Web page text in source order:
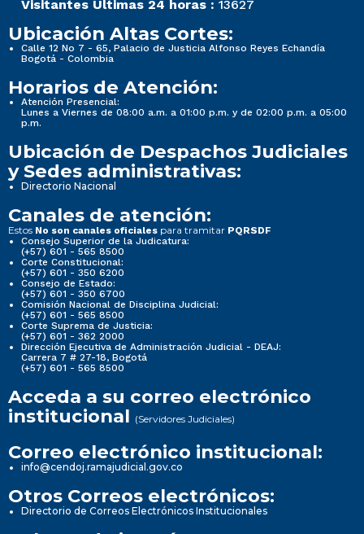
Visitantes Últimas 24 horas : 13627
Ubicación Altas Cortes:
Calle 12 No 7 - 65, Palacio de Justicia Alfonso Reyes Echandía
Bogotá - Colombia
Horarios de Atención:
Atención Presencial:
Lunes a Viernes de 08:00 a.m. a 01:00 p.m. y de 02:00 p.m. a 05:00
p.m.
Ubicación de Despachos Judiciales
y Sedes administrativas:
Directorio Nacional
Canales de atención:
Estos No son canales oficiales para tramitar PQRSDF
Consejo Superior de la Judicatura:
(+57) 601 - 565 8500
Corte Constitucional:
(+57) 601 - 350 6200
Consejo de Estado:
(+57) 601 - 350 6700
Comisión Nacional de Disciplina Judicial:
(+57) 601 - 565 8500
Corte Suprema de Justicia:
(+57) 601 - 362 2000
Dirección Ejecutiva de Administración Judicial - DEAJ:
Carrera 7 # 27-18, Bogotá
(+57) 601 - 565 8500
Acceda a su correo electrónico
institucional (Servidores Judiciales)
Correo electrónico institucional:
info@cendoj.ramajudicial.gov.co
Otros Correos electrónicos:
Directorio de Correos Electrónicos Institucionales